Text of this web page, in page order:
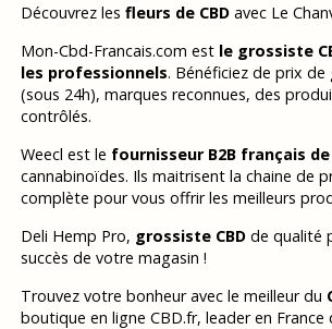
Découvrez les fleurs de CBDavec Le
Mon-Cbd-Francais.com est le grossiste
les professionnels. Bénéficiez de prix de
(sous 24h), marques reconnues, des
contrôlés.
Weecl est le fournisseur B2B français
cannabinoïdes. Ils maitrisent la chaine de
complète pour vous offrir les meilleurs
Deli Hemp Pro, grossiste CBDde qualité
succès de votre magasin !
Trouvez votre bonheur avec le meilleur du
boutique en ligne CBD.fr, leader en France